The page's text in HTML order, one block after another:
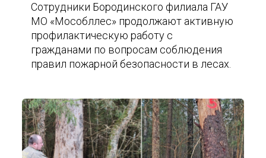
Сотрудники Бородинского филиала ГАУ
МО «Мособллес» продолжают активную
профилактическую работу с
гражданами по вопросам соблюдения
правил пожарной безопасности в лесах.